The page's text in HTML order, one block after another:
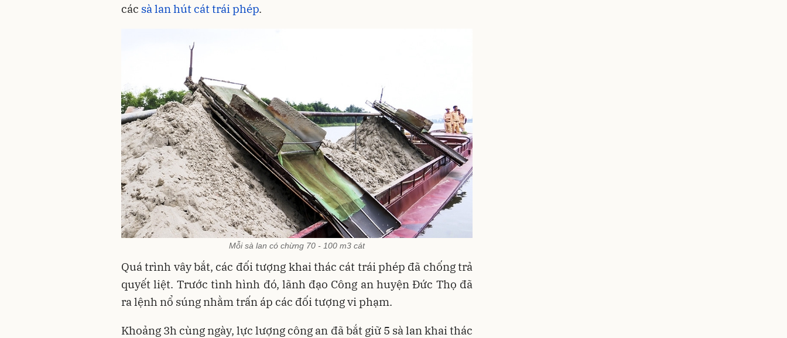
các sà lan hút cát trái phép.
Mỗi sà lan có chừng 70 - 100 m3 cát
Quá trình vây bắt, các đối tượng khai thác cát trái phép đã chống trả
quyết liệt. Trước tình hình đó, lãnh đạo Công an huyện Đức Thọ đã
ra lệnh nổ súng nhằm trấn áp các đối tượng vi phạm.
Khoảng 3h cùng ngày, lực lượng công an đã bắt giữ 5 sà lan khai thác